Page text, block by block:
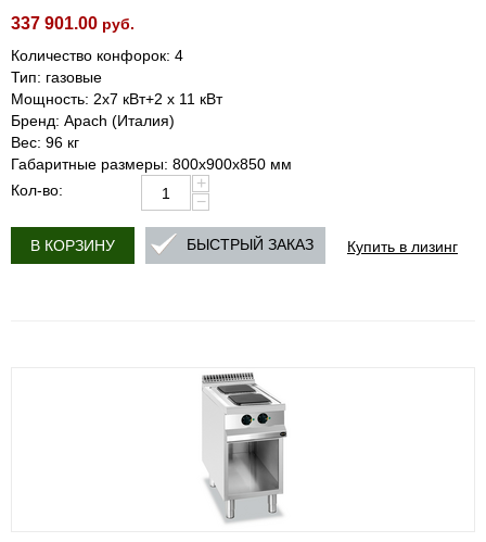
337 901.00 руб.
Количество конфорок: 4
Тип: газовые
Мощность: 2х7 кВт+2 x 11 кВт
Бренд: Apach (Италия)
Вес: 96 кг
Габаритные размеры: 800х900х850 мм
Кол-во:
+
−
В КОРЗИНУ Купить в лизинг
БЫСТРЫЙ ЗАКАЗ